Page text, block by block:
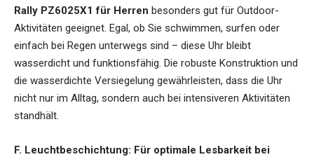
Rally PZ6025X1 für Herren besonders gut für Outdoor-
Aktivitäten geeignet. Egal, ob Sie schwimmen, surfen oder
einfach bei Regen unterwegs sind – diese Uhr bleibt
wasserdicht und funktionsfähig. Die robuste Konstruktion und
die wasserdichte Versiegelung gewährleisten, dass die Uhr
nicht nur im Alltag, sondern auch bei intensiveren Aktivitäten
standhält.
F. Leuchtbeschichtung: Für optimale Lesbarkeit bei